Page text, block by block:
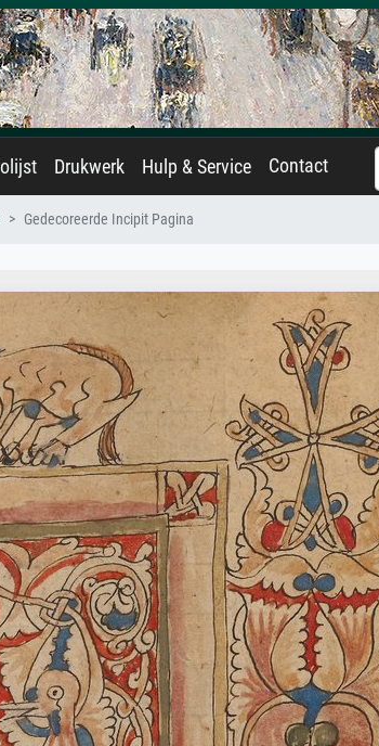
Drukwerk Hulp & Service Contact
Gedecoreerde Incipit Pagina